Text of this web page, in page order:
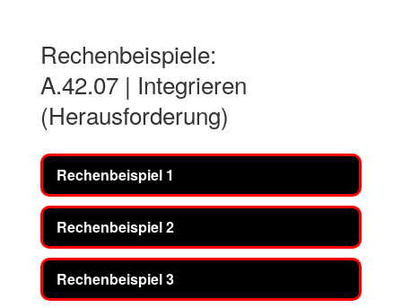
Rechenbeispiele:
A.42.07 | Integrieren
(Herausforderung)
Rechenbeispiel 1
Rechenbeispiel 2
Rechenbeispiel 3